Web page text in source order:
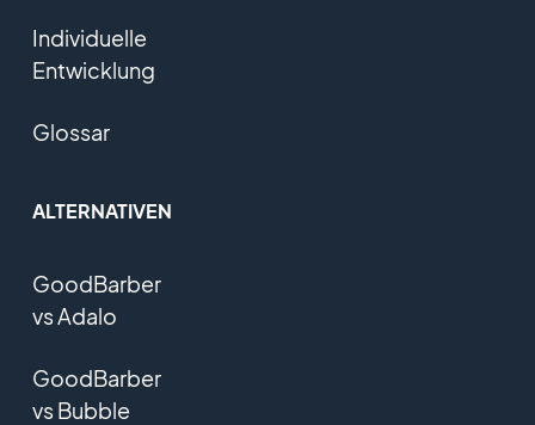
Individuelle
Entwicklung
Glossar
ALTERNATIVEN
GoodBarber
vs Adalo
GoodBarber
vs Bubble